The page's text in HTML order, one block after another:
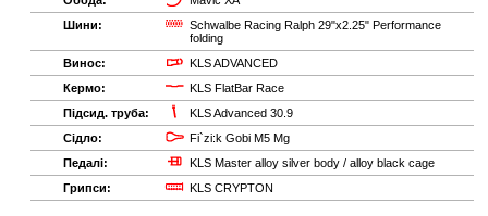
Шини:
Schwalbe Racing Ralph 29"x2.25" Performance
folding
Винос:
KLS ADVANCED
Кермо:
KLS FlatBar Race
Підсид. труба:
KLS Advanced 30.9
Сідло:
Fi`zi:k Gobi M5 Mg
Педалі:
KLS Master alloy silver body / alloy black cage
Грипси:
KLS CRYPTON